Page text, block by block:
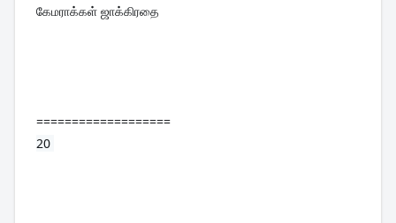
கேமராக்கள் ஜாக்கிரதை
===================
20